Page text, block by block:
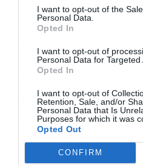
I want to opt-out of the
Personal Data.
Opted In
I want to opt-out of
Personal Data for Targeted
Opted In
I want to opt-out of
Retention, Sale, and/or
Personal Data that Is
Purposes for which it was
Opted Out
CONFIRM
στην Ελλάδα, δήλωσε: «Η
εγκατάσταση της
στην πορεία
ανανεώσιμη ενέργεια
συμπληρώνει τα 5 MW
Τουρκία, Κροατία και
και την